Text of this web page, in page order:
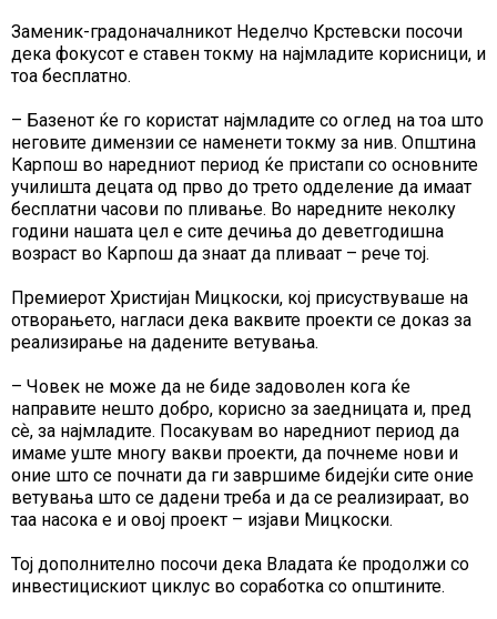
Заменик-градоначалникот Неделчо Крстевски посочи
дека фокусот е ставен токму на најмладите корисници, и
тоа бесплатно.
– Базенот ќе го користат најмладите со оглед на тоа што
неговите димензии се наменети токму за нив. Општина
Карпош во наредниот период ќе пристапи со основните
училишта децата од прво до трето одделение да имаат
бесплатни часови по пливање. Во наредните неколку
години нашата цел е сите дечиња до деветгодишна
возраст во Карпош да знаат да пливаат – рече тој.
Премиерот Христијан Мицкоски, кој присуствуваше на
отворањето, нагласи дека ваквите проекти се доказ за
реализирање на дадените ветувања.
– Човек не може да не биде задоволен кога ќе
направите нешто добро, корисно за заедницата и, пред
сѐ, за најмладите. Посакувам во наредниот период да
имаме уште многу вакви проекти, да почнеме нови и
оние што се почнати да ги завршиме бидејќи сите оние
ветувања што се дадени треба и да се реализираат, во
таа насока е и овој проект – изјави Мицкоски.
Тој дополнително посочи дека Владата ќе продолжи со
инвестицискиот циклус во соработка со општините.